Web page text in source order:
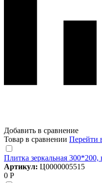
Добавить в сравнение
Товар в сравнении Перейти
Плитка зеркальная 300*200,
Артикул: Ц0000005515
0 Р